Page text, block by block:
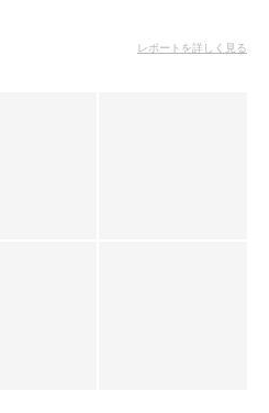
レポートを詳しく見る